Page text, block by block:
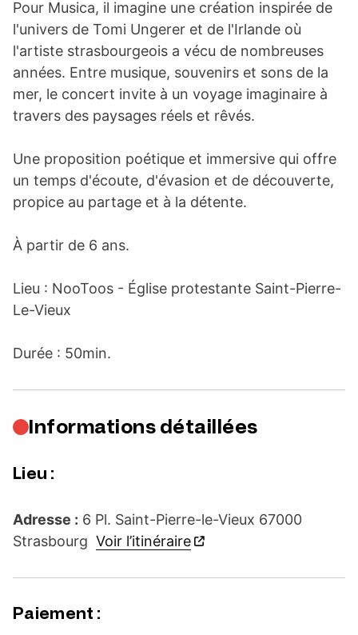
Pour Musica, il imagine une création inspirée de
l'univers de Tomi Ungerer et de l'Irlande où
l'artiste strasbourgeois a vécu de nombreuses
années. Entre musique, souvenirs et sons de la
mer, le concert invite à un voyage imaginaire à
travers des paysages réels et rêvés.
Une proposition poétique et immersive qui offre
un temps d'écoute, d'évasion et de découverte,
propice au partage et à la détente.
À partir de 6 ans.
Lieu : NooToos - Église protestante Saint-Pierre-
Le-Vieux
Durée : 50min.
Informations détaillées
Lieu :
Adresse : 6 Pl. Saint-Pierre-le-Vieux 67000
Strasbourg Voir l’itinéraire
Paiement :